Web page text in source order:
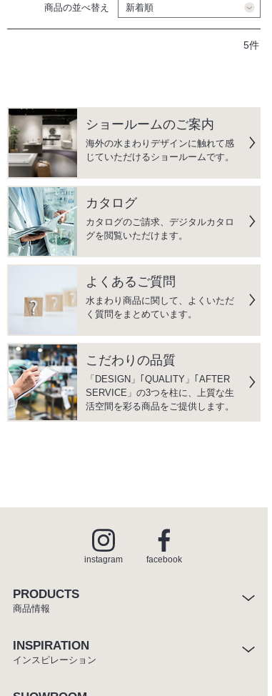
商品の並べ替え
5件
ショールームのご案内
海外の水まわりデザインに触れて感
じていただけるショールームです。
カタログ
カタログのご請求、デジタルカタロ
グを閲覧いただけます。
よくあるご質問
水まわり商品に関して、よくいただ
く質問をまとめています。
こだわりの品質
「DESIGN」｢QUALITY」｢AFTER
SERVICE」の3つを柱に、上質な生
活空間を彩る商品をご提供します。
instagram facebook
PRODUCTS
商品情報
INSPIRATION
インスピレーション